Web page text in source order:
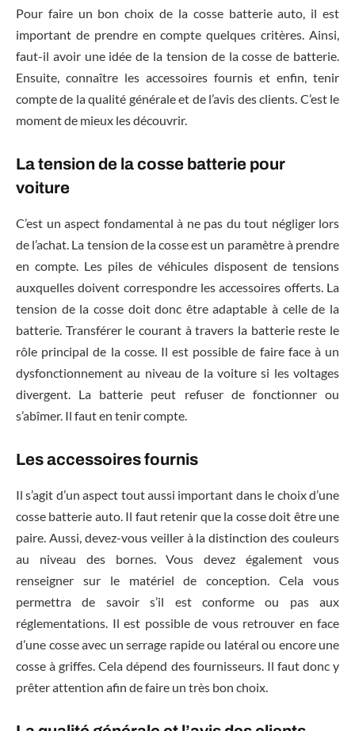
Pour faire un bon choix de la cosse batterie auto, il est
important de prendre en compte quelques critères. Ainsi,
faut-il avoir une idée de la tension de la cosse de batterie.
Ensuite, connaître les accessoires fournis et enfin, tenir
compte de la qualité générale et de l’avis des clients. C’est le
moment de mieux les découvrir.
La tension de la cosse batterie pour
voiture
C’est un aspect fondamental à ne pas du tout négliger lors
de l’achat. La tension de la cosse est un paramètre à prendre
en compte. Les piles de véhicules disposent de tensions
auxquelles doivent correspondre les accessoires offerts. La
tension de la cosse doit donc être adaptable à celle de la
batterie. Transférer le courant à travers la batterie reste le
rôle principal de la cosse. Il est possible de faire face à un
dysfonctionnement au niveau de la voiture si les voltages
divergent. La batterie peut refuser de fonctionner ou
s’abîmer. Il faut en tenir compte.
Les accessoires fournis
Il s’agit d’un aspect tout aussi important dans le choix d’une
cosse batterie auto. Il faut retenir que la cosse doit être une
paire. Aussi, devez-vous veiller à la distinction des couleurs
au niveau des bornes. Vous devez également vous
renseigner sur le matériel de conception. Cela vous
permettra de savoir s’il est conforme ou pas aux
réglementations. Il est possible de vous retrouver en face
d’une cosse avec un serrage rapide ou latéral ou encore une
cosse à griffes. Cela dépend des fournisseurs. Il faut donc y
prêter attention afin de faire un très bon choix.